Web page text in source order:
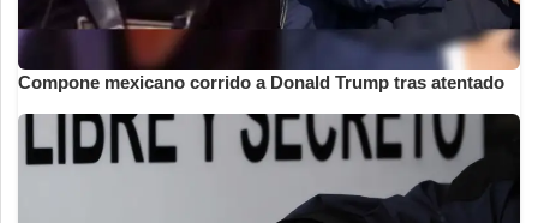
Compone mexicano corrido a Donald Trump tras atentado